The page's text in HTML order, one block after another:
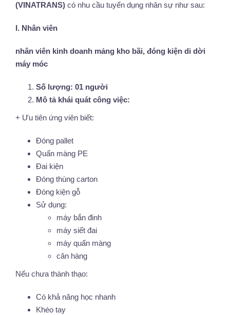
(VINATRANS) có nhu cầu tuyển dụng nhân sự như sau:
I. Nhân viên
nhân viên kinh doanh mảng kho bãi, đóng kiện di dời
máy móc
Số lượng: 01 người
Mô tả khái quát công việc:
+ Ưu tiên ứng viên biết:
Đóng pallet
Quấn màng PE
Đai kiện
Đóng thùng carton
Đóng kiện gỗ
Sử dụng:
máy bắn đinh
máy siết đai
máy quấn màng
cân hàng
Nếu chưa thành thạo:
Có khả năng học nhanh
Khéo tay